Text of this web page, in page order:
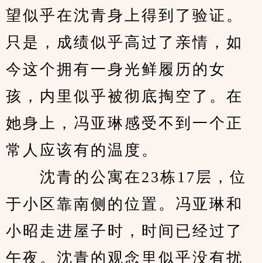
望似乎在沈青身上得到了验证。
只是，成绩似乎高过了亲情，如
今这个拥有一身光鲜履历的女
孩，内里似乎被彻底掏空了。在
她身上，冯亚琳感受不到一个正
常人应该有的温度。
沈青的公寓在23栋17层，位
于小区靠南侧的位置。冯亚琳和
小昭走进屋子时，时间已经过了
午夜。沈青的观念里似乎没有扰